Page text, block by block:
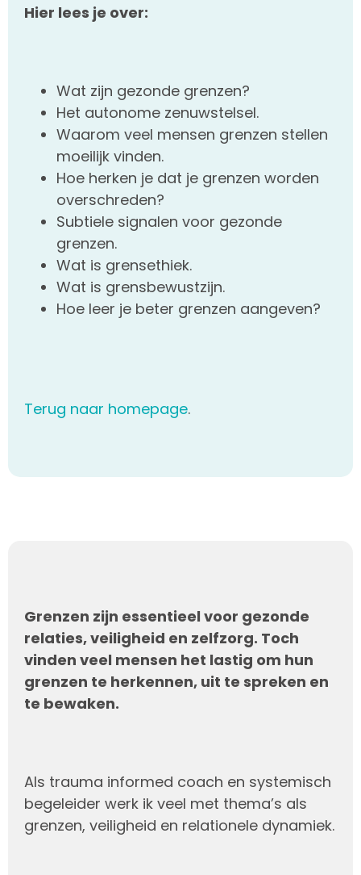
Hier lees je over:
Wat zijn gezonde grenzen?
Het autonome zenuwstelsel.
Waarom veel mensen grenzen stellen
moeilijk vinden.
Hoe herken je dat je grenzen worden
overschreden?
Subtiele signalen voor gezonde
grenzen.
Wat is grensethiek.
Wat is grensbewustzijn.
Hoe leer je beter grenzen aangeven?
Terug naar homepage.
Grenzen zijn essentieel voor gezonde
relaties, veiligheid en zelfzorg. Toch
vinden veel mensen het lastig om hun
grenzen te herkennen, uit te spreken en
te bewaken.
Als trauma informed coach en systemisch
begeleider werk ik veel met thema’s als
grenzen, veiligheid en relationele dynamiek.